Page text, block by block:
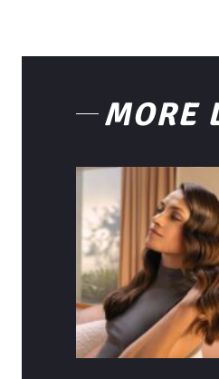
MORE